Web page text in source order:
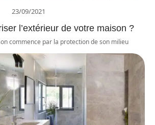
23/09/2021
l’extérieur de votre maison ?
commence par la protection de son milieu